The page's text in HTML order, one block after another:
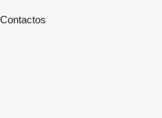
Contactos